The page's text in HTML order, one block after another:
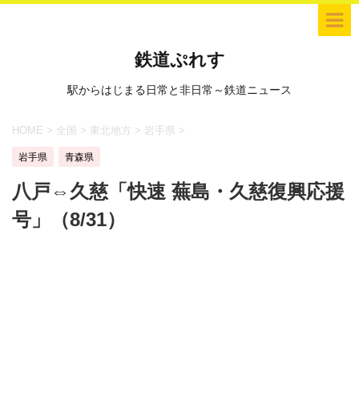
鉄道ぷれす
駅からはじまる日常と非日常～鉄道ニュース
HOME > 全国 > 東北地方 > 岩手県 >
岩手県 青森県
八戸⇔久慈「快速 蕪島・久慈復興応援
号」（8/31）